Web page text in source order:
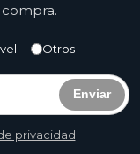
Otros
Enviar
privacidad